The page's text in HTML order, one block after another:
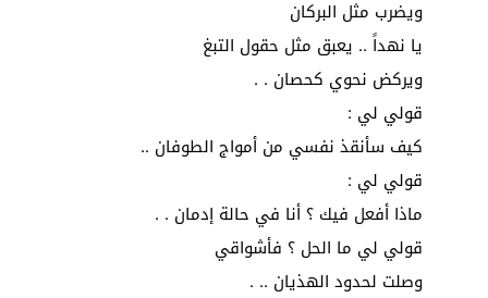
ويضرب مثل البركان
يا نهداً .. يعبق مثل حقول التبغ
ويركض نحوي كحصان . .
قولي لي :
كيف سأنقذ نفسي من أمواج الطوفان ..
قولي لي :
ماذا أفعل فيك ؟ أنا في حالة إدمان . .
قولي لي ما الحل ؟ فأشواقي
وصلت لحدود الهذيان .. .